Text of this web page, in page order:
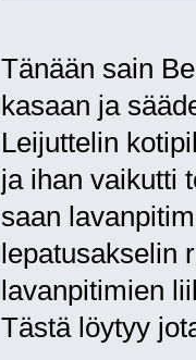
Tänään sain
kasaan ja
Leijuttelin
ja ihan vaikutti
saan
lepatusakselin
lavanpitimien
Tästä löytyy